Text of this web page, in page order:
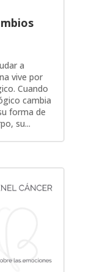
a
vive por
Cuando
cambia
forma de
su...